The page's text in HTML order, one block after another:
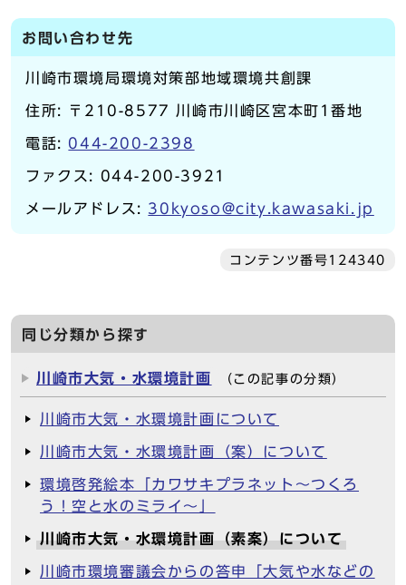
お問い合わせ先
川崎市環境局環境対策部地域環境共創課
住所: 〒210-8577 川崎市川崎区宮本町1番地
電話: 044-200-2398
ファクス: 044-200-3921
メールアドレス: 30kyoso@city.kawasaki.jp
コンテンツ番号124340
同じ分類から探す
川崎市大気・水環境計画 （この記事の分類）
川崎市大気・水環境計画について
川崎市大気・水環境計画（案）について
環境啓発絵本「カワサキプラネット～つくろ
う！空と水のミライ～」
川崎市大気・水環境計画（素案）について
川崎市環境審議会からの答申「大気や水などの